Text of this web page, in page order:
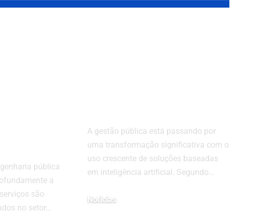
pública
a
são
no setor…
A gestão pública está passando por
uma transformação significativa com o
uso crescente de soluções baseadas
em inteligência artificial. Segundo…
Noticias